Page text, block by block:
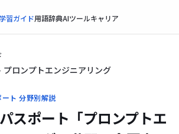
学習ガイド用語辞典AIツールキャリア
プロンプトエンジニアリング
ト 分野別解説
スポート「プロンプトエ